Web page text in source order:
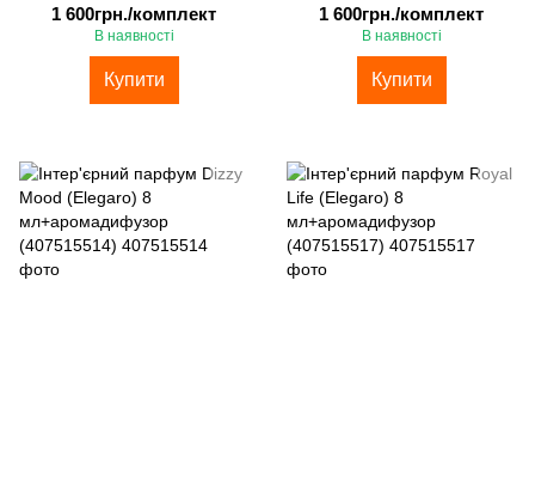
1 600грн./комплект
В наявності
Купити
1 600грн./комплект
В наявності
Купити